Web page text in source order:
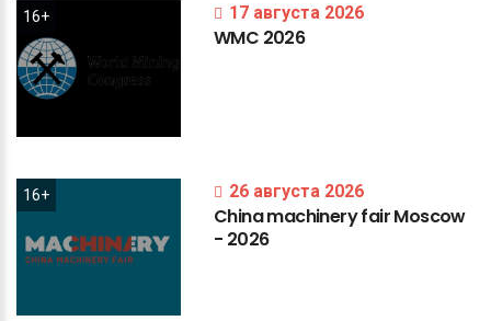
16+ 17 августа 2026
WMC 2026
16+ 26 августа 2026
ChinamachineryfairMoscow
- 2026